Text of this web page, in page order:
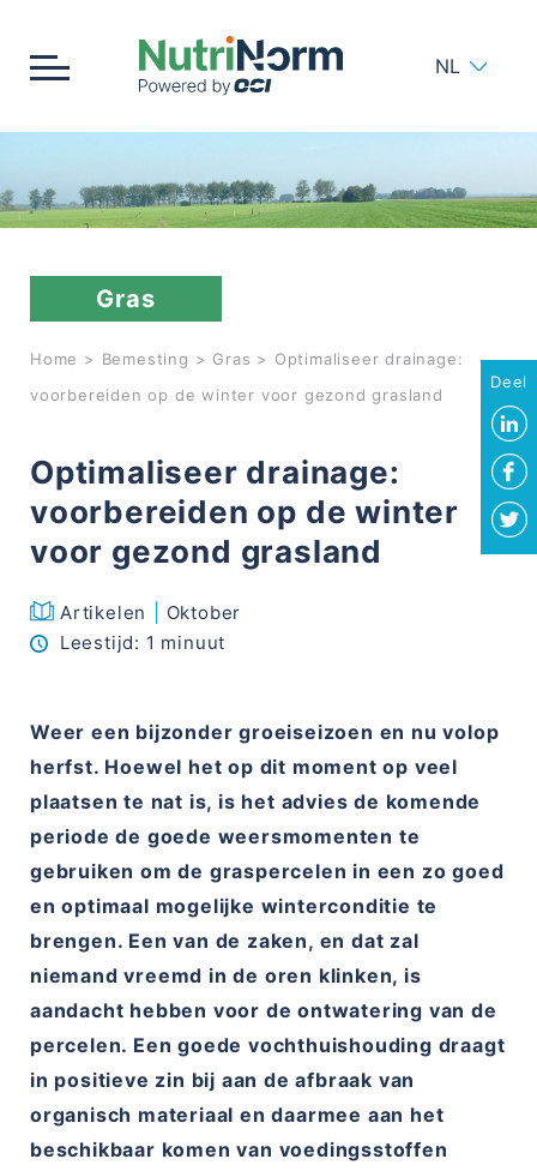
NL
Home
Meststoffen
Bodem
Producten
Services
Blog
Contact
Alle kennis in uw handpalm
Deel
Gras
Home > Bemesting > Gras > Optimaliseer drainage:
voorbereiden op de winter voor gezond grasland
Optimaliseer drainage:
voorbereiden op de winter
voor gezond grasland
Artikelen
Oktober
Leestijd: 1 minuut
Weer een bijzonder groeiseizoen en nu volop
herfst. Hoewel het op dit moment op veel
plaatsen te nat is, is het advies de komende
periode de goede weersmomenten te
gebruiken om de graspercelen in een zo goed
en optimaal mogelijke winterconditie te
brengen. Een van de zaken, en dat zal
niemand vreemd in de oren klinken, is
aandacht hebben voor de ontwatering van de
percelen. Een goede vochthuishouding draagt
in positieve zin bij aan de afbraak van
organisch materiaal en daarmee aan het
beschikbaar komen van voedingsstoffen